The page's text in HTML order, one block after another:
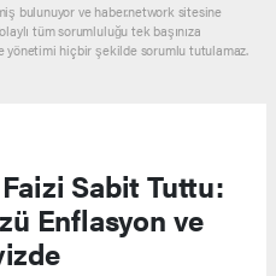
bulunuyor ve haber.network sitesine
tüm sorumluluğu tek başınıza
yönetimi hiçbir şekilde sorumlu tutulamaz.
Sabit Tuttu:
Enflasyon ve